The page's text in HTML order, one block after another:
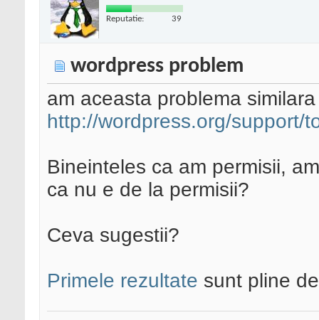
Reputatie: 39
wordpress problem
am aceasta problema
http://wordpress.org/support/
Bineinteles ca am permisii,
ca nu e de la permisii?
Ceva sugestii?
Primele rezultate sunt pline